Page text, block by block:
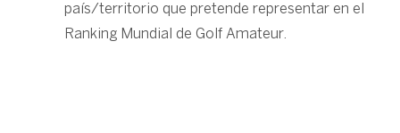
país/territorio que pretende representar en el
Ranking Mundial de Golf Amateur.